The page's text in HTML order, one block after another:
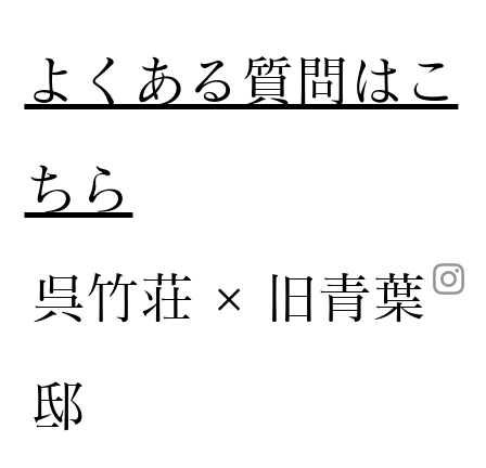
呉竹荘 × 旧青葉
邸
​よくある質問はこ
ちら